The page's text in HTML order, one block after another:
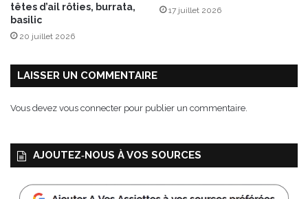
têtes d’ail rôties, burrata,
basilic
20 juillet 2026
17 juillet 2026
LAISSER UN COMMENTAIRE
Vous devez vous connecter pour publier un commentaire.
AJOUTEZ‑NOUS À VOS SOURCES